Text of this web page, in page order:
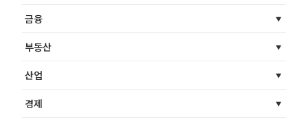
금융
부동산
산업
경제